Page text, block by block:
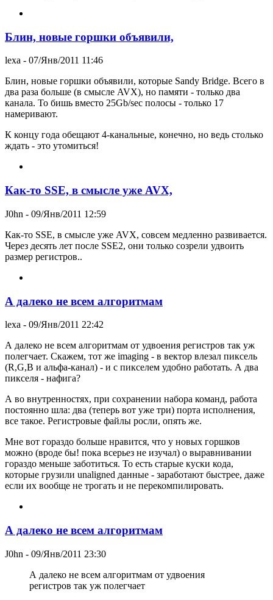
Блин, новые горшки объявили,
lexa - 07/Янв/2011 11:46
Блин, новые горшки объявили, которые Sandy Bridge. Всего в
два раза больше (в смысле AVX), но памяти - только два
канала. То бишь вместо 25Gb/sec полосы - только 17
намеривают.
К концу года обещают 4-канальные, конечно, но ведь столько
ждать - это утомиться!
Как-то SSE, в смысле уже AVX,
J0hn - 09/Янв/2011 12:59
Как-то SSE, в смысле уже AVX, совсем медленно развивается.
Через десять лет после SSE2, они только созрели удвоить
размер регистров..
А далеко не всем алгоритмам
lexa - 09/Янв/2011 22:42
А далеко не всем алгоритмам от удвоения регистров так уж
полегчает. Скажем, тот же imaging - в вектор влезал пиксель
(R,G,B и альфа-канал) - и с пикселем удобно работать. А два
пикселя - нафига?
А во внутренностях, при сохранении набора команд, работа
постоянно шла: два (теперь вот уже три) порта исполнения,
все такое. Регистровые файлы росли, опять же.
Мне вот гораздо больше нравится, что у новых горшков
можно (вроде бы! пока всерьез не изучал) о выравнивании
гораздо меньше заботиться. То есть старые куски кода,
которые грузили unaligned данные - заработают быстрее, даже
если их вообще не трогать и не перекомпилировать.
А далеко не всем алгоритмам
J0hn - 09/Янв/2011 23:30
А далеко не всем алгоритмам от удвоения
регистров так уж полегчает